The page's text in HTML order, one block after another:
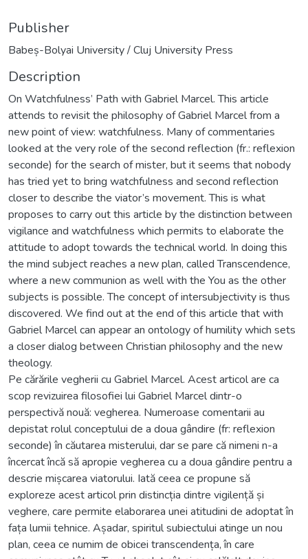
Publisher
Babeș-Bolyai University / Cluj University Press
Description
On Watchfulness’ Path with Gabriel Marcel. This article
attends to revisit the philosophy of Gabriel Marcel from a
new point of view: watchfulness. Many of commentaries
looked at the very role of the second reflection (fr.: reflexion
seconde) for the search of mister, but it seems that nobody
has tried yet to bring watchfulness and second reflection
closer to describe the viator’s movement. This is what
proposes to carry out this article by the distinction between
vigilance and watchfulness which permits to elaborate the
attitude to adopt towards the technical world. In doing this
the mind subject reaches a new plan, called Transcendence,
where a new communion as well with the You as the other
subjects is possible. The concept of intersubjectivity is thus
discovered. We find out at the end of this article that with
Gabriel Marcel can appear an ontology of humility which sets
a closer dialog between Christian philosophy and the new
theology.
Pe cărările vegherii cu Gabriel Marcel. Acest articol are ca
scop revizuirea filosofiei lui Gabriel Marcel dintr-o
perspectivă nouă: vegherea. Numeroase comentarii au
depistat rolul conceptului de a doua gândire (fr: reflexion
seconde) în căutarea misterului, dar se pare că nimeni n-a
încercat încă să apropie vegherea cu a doua gândire pentru a
descrie mișcarea viatorului. Iată ceea ce propune să
exploreze acest articol prin distincția dintre vigilență și
veghere, care permite elaborarea unei atitudini de adoptat în
fața lumii tehnice. Așadar, spiritul subiectului atinge un nou
plan, ceea ce numim de obicei transcendența, în care